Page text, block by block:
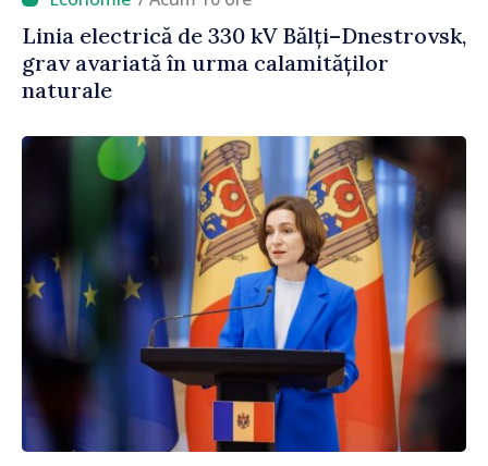
Linia electrică de 330 kV Bălți–Dnestrovsk,
grav avariată în urma calamităților
naturale